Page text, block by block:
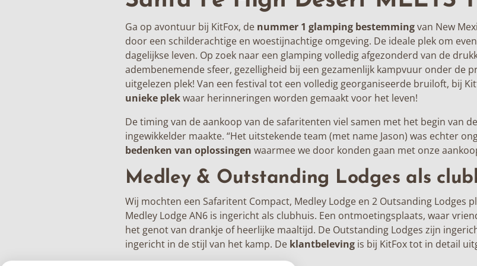
Ga op avontuur bij KitFox, de nummer 1 glamping bestemmingvan New
door een schilderachtige en woestijnachtige omgeving. De ideale plek om
dagelijkse leven. Op zoek naar een glamping volledig afgezonderd van de
adembenemende sfeer, gezelligheid bij een gezamenlijk kampvuur onder de
uitgelezen plek! Van een festival tot een volledig georganiseerde bruiloft, bij
unieke plekwaar herinneringen worden gemaakt voor het leven!
De timing van de aankoop van de safaritenten viel samen met het begin van
ingewikkelder maakte. “Het uitstekende team (met name Jason) was echter
bedenken van oplossingen waarmee we door konden gaan met onze
Medley & Outstanding Lodges als
Wij mochten een Safaritent Compact, Medley Lodge en 2 Outsanding Lodges
Medley LodgeAN6 is ingericht als clubhuis. Een ontmoetingsplaats, waar
het genot van drankje of heerlijke maaltijd. De Outstanding Lodges zijn
ingericht in de stijl van het kamp. De klantbeleving is bij KitFoxtot in detail